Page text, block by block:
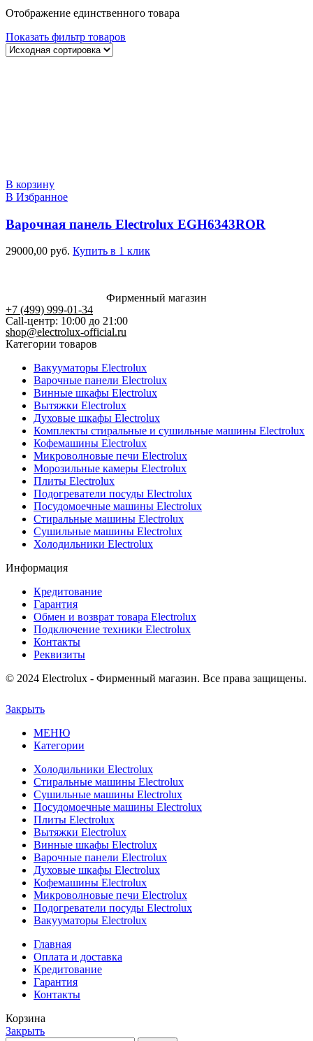
Отображение единственного товара
Показать фильтр товаров
В корзину
В Избранное
Варочная панель Electrolux EGH6343ROR
29000,00 руб. Купить в 1 клик
Фирменный магазин
+7 (499) 999-01-34
Call-центр: 10:00 до 21:00
shop@electrolux-official.ru
Категории товаров
Вакууматоры Electrolux
Варочные панели Electrolux
Винные шкафы Electrolux
Вытяжки Electrolux
Духовые шкафы Electrolux
Комплекты стиральные и сушильные машины Electrolux
Кофемашины Electrolux
Микроволновые печи Electrolux
Морозильные камеры Electrolux
Плиты Electrolux
Подогреватели посуды Electrolux
Посудомоечные машины Electrolux
Стиральные машины Electrolux
Сушильные машины Electrolux
Холодильники Electrolux
Информация
Кредитование
Гарантия
Обмен и возврат товара Electrolux
Подключение техники Electrolux
Контакты
Реквизиты
© 2024 Electrolux - Фирменный магазин. Все права защищены.
Закрыть
МЕНЮ
Категории
Холодильники Electrolux
Стиральные машины Electrolux
Сушильные машины Electrolux
Посудомоечные машины Electrolux
Плиты Electrolux
Вытяжки Electrolux
Винные шкафы Electrolux
Варочные панели Electrolux
Духовые шкафы Electrolux
Кофемашины Electrolux
Микроволновые печи Electrolux
Подогреватели посуды Electrolux
Вакууматоры Electrolux
Главная
Оплата и доставка
Кредитование
Гарантия
Контакты
Корзина
Закрыть